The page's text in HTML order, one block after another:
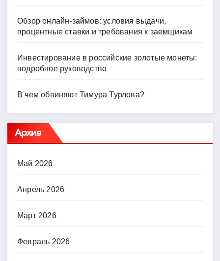
Обзор онлайн-займов: условия выдачи,
процентные ставки и требования к заемщикам
Инвестирование в российские золотые монеты:
подробное руководство
В чем обвиняют Тимура Турлова?
Архив
Май 2026
Апрель 2026
Март 2026
Февраль 2026